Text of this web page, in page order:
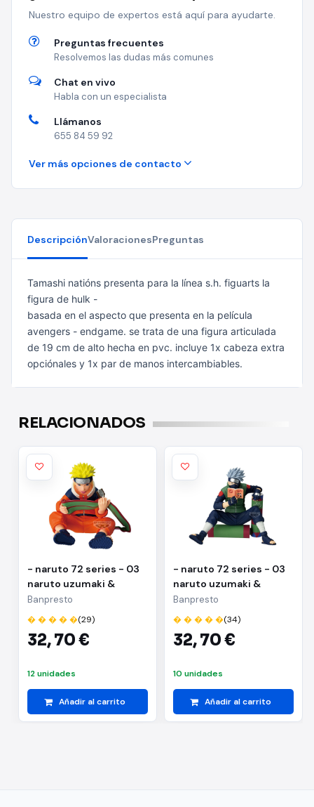
Nuestro equipo de expertos está aquí para ayudarte.
Preguntas frecuentes
Resolvemos las dudas más comunes
Chat en vivo
Habla con un especialista
Llámanos
655 84 59 92
Ver más opciones de contacto
DescripciónValoracionesPreguntas
Tamashi natións presenta para la línea s.h. figuarts la
figura de hulk -
basada en el aspecto que presenta en la película
avengers - endgame. se trata de una figura articulada
de 19 cm de alto hecha en pvc. incluye 1x cabeza extra
opciónales y 1x par de manos intercambiables.
RELACIONADOS
- naruto 72 series - 03
naruto uzumaki &
kakashi hatake(a:naruto
uzumaki)
Banpresto
� � � � �(29)
32,70 €
12 unidades
Añadir al carrito
- naruto 72 series - 03
naruto uzumaki &
kakashi
hatake(b:kakashi
hatake)
Banpresto
� � � � �(34)
32,70 €
10 unidades
Añadir al carrito